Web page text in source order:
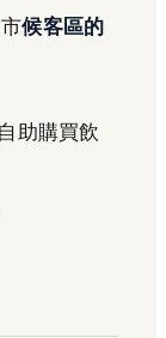
候客區的
助購買飲